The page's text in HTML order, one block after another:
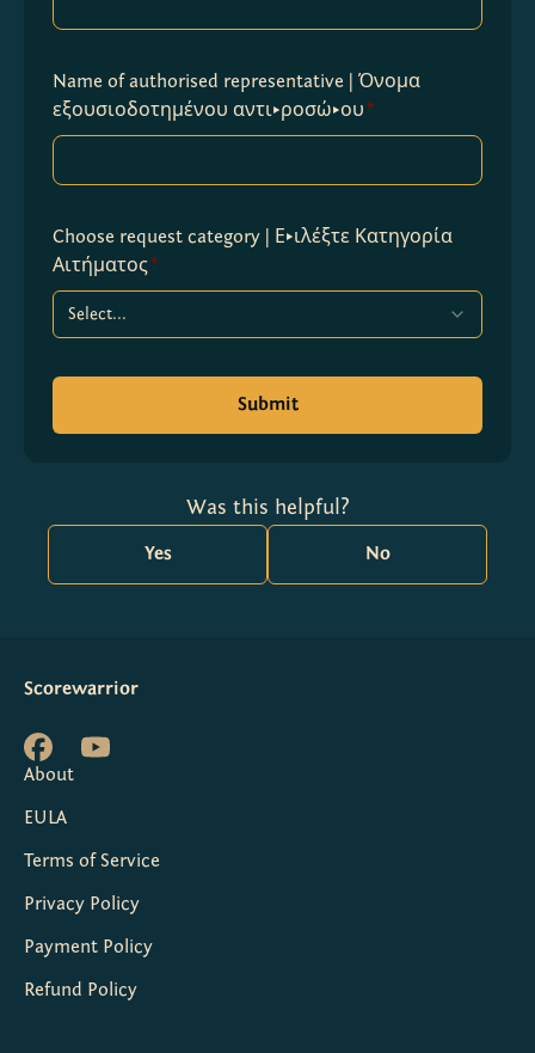
Name of authorised representative | Όνομα
εξουσιοδοτημένου αντιπροσώπου*
Choose request category | Επιλέξτε Κατηγορία
Αιτήματος*
Select...
Submit
Was this helpful?
Yes No
Scorewarrior
About
EULA
Terms of Service
Privacy Policy
Payment Policy
Refund Policy